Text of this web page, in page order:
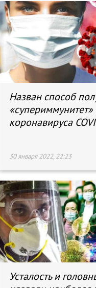
Назван способ
коронавируса
30 января 2022, 22:23
Усталость и